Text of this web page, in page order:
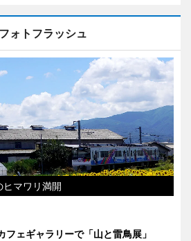
フォトフラッシュ
マワリ満開
フェギャラリーで「山と雷鳥展」